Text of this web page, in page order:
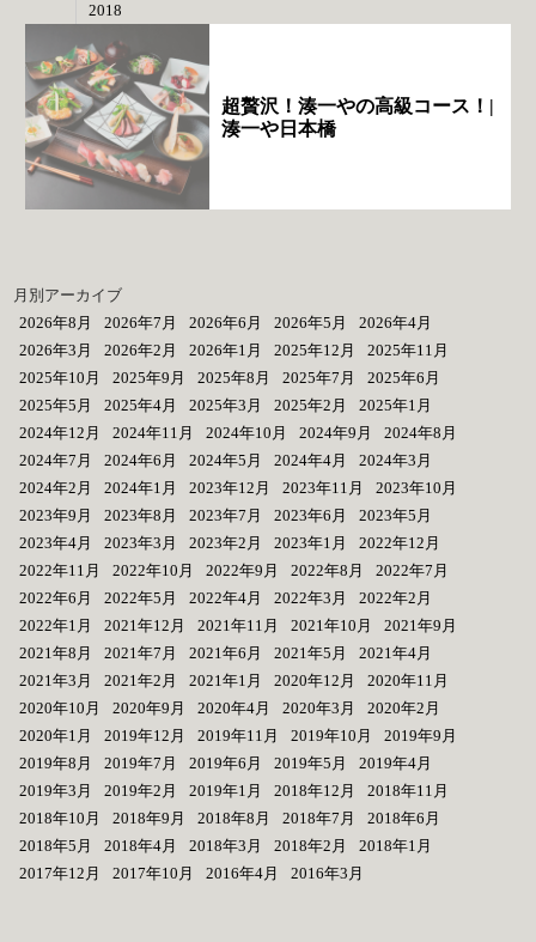
2018
超贅沢！湊一やの高級コース！|
湊一や日本橋
月別アーカイブ
2026年8月
2026年7月 2026年6月 2026年5月
2026年4月
2026年3月
2026年2月 2026年1月 2025年12月
2025年11月
2025年10月
2025年9月 2025年8月 2025年7月
2025年6月
2025年5月
2025年4月 2025年3月 2025年2月
2025年1月
2024年12月
2024年11月 2024年10月 2024年9月
2024年8月
2024年7月
2024年6月 2024年5月 2024年4月
2024年3月
2024年2月
2024年1月 2023年12月 2023年11月
2023年10月
2023年9月
2023年8月 2023年7月 2023年6月
2023年5月
2023年4月
2023年3月 2023年2月 2023年1月
2022年12月
2022年11月
2022年10月 2022年9月 2022年8月
2022年7月
2022年6月
2022年5月 2022年4月 2022年3月
2022年2月
2022年1月
2021年12月 2021年11月 2021年10月
2021年9月
2021年8月
2021年7月 2021年6月 2021年5月
2021年4月
2021年3月
2021年2月 2021年1月 2020年12月
2020年11月
2020年10月
2020年9月 2020年4月 2020年3月
2020年2月
2020年1月
2019年12月 2019年11月 2019年10月
2019年9月
2019年8月
2019年7月 2019年6月 2019年5月
2019年4月
2019年3月
2019年2月 2019年1月 2018年12月
2018年11月
2018年10月
2018年9月 2018年8月 2018年7月
2018年6月
2018年5月
2018年4月 2018年3月 2018年2月
2018年1月
2017年12月
2017年10月 2016年4月 2016年3月